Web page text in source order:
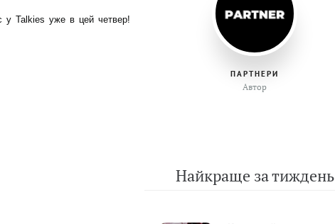
у Talkies уже в цей четвер!
ПАРТНЕРИ
Автор
Найкраще за тиждень